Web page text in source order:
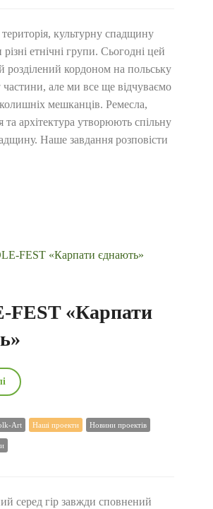
культурну спадщину
різні етнічні групи. Сьогодні цей
розділений кордоном на польську
частини, але ми все ще відчуваємо
мешканців. Ремесла,
та архітектура утворюють спільну
Наше завдання розповісти
FEST «Карпати
Art Наші проекти Новини проектів
серед гір завжди сповнений